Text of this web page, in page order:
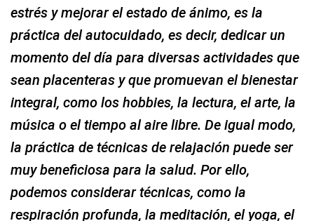
estrés y mejorar el estado de ánimo, es la
práctica del autocuidado, es decir, dedicar un
momento del día para diversas actividades que
sean placenteras y que promuevan el bienestar
integral, como los hobbies, la lectura, el arte, la
música o el tiempo al aire libre. De igual modo,
la práctica de técnicas de relajación puede ser
muy beneficiosa para la salud. Por ello,
podemos considerar técnicas, como la
respiración profunda, la meditación, el yoga, el